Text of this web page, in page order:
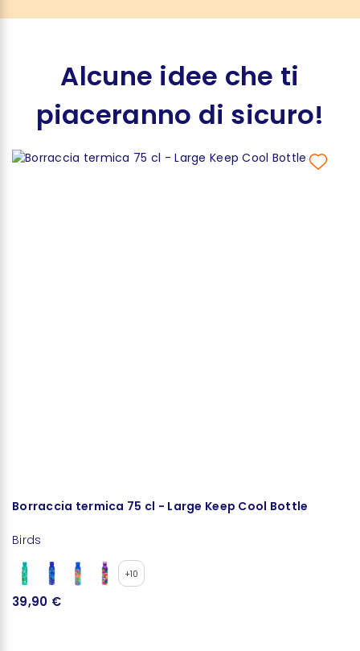
Alcune idee che ti
piaceranno di sicuro!
Borraccia termica 75 cl - Large Keep Cool Bottle
Birds
+10
39,90 €